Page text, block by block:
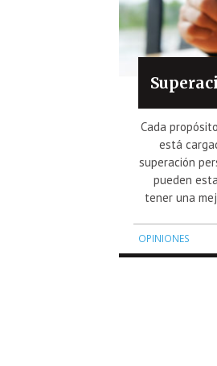
Cada
está
superación
pueden
tener una
OPINIONES